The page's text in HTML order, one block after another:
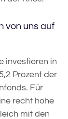
von uns auf
investieren in
Prozent der
Für
recht hohe
mit den